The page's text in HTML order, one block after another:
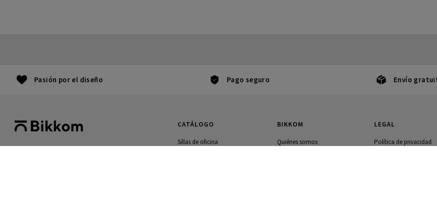
Pasión por el diseño Pago seguro Envío
CATÁLOGO
Sillas de oficina
BIKKOM
Quiénes somos
LEGAL
Política de privacidad